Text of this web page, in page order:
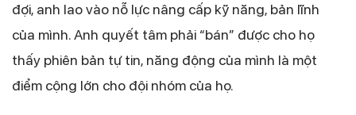
đợi, anh lao vào nỗ lực nâng cấp kỹ năng, bản lĩnh
của mình. Anh quyết tâm phải “bán” được cho họ
thấy phiên bản tự tin, năng động của mình là một
điểm cộng lớn cho đội nhóm của họ.